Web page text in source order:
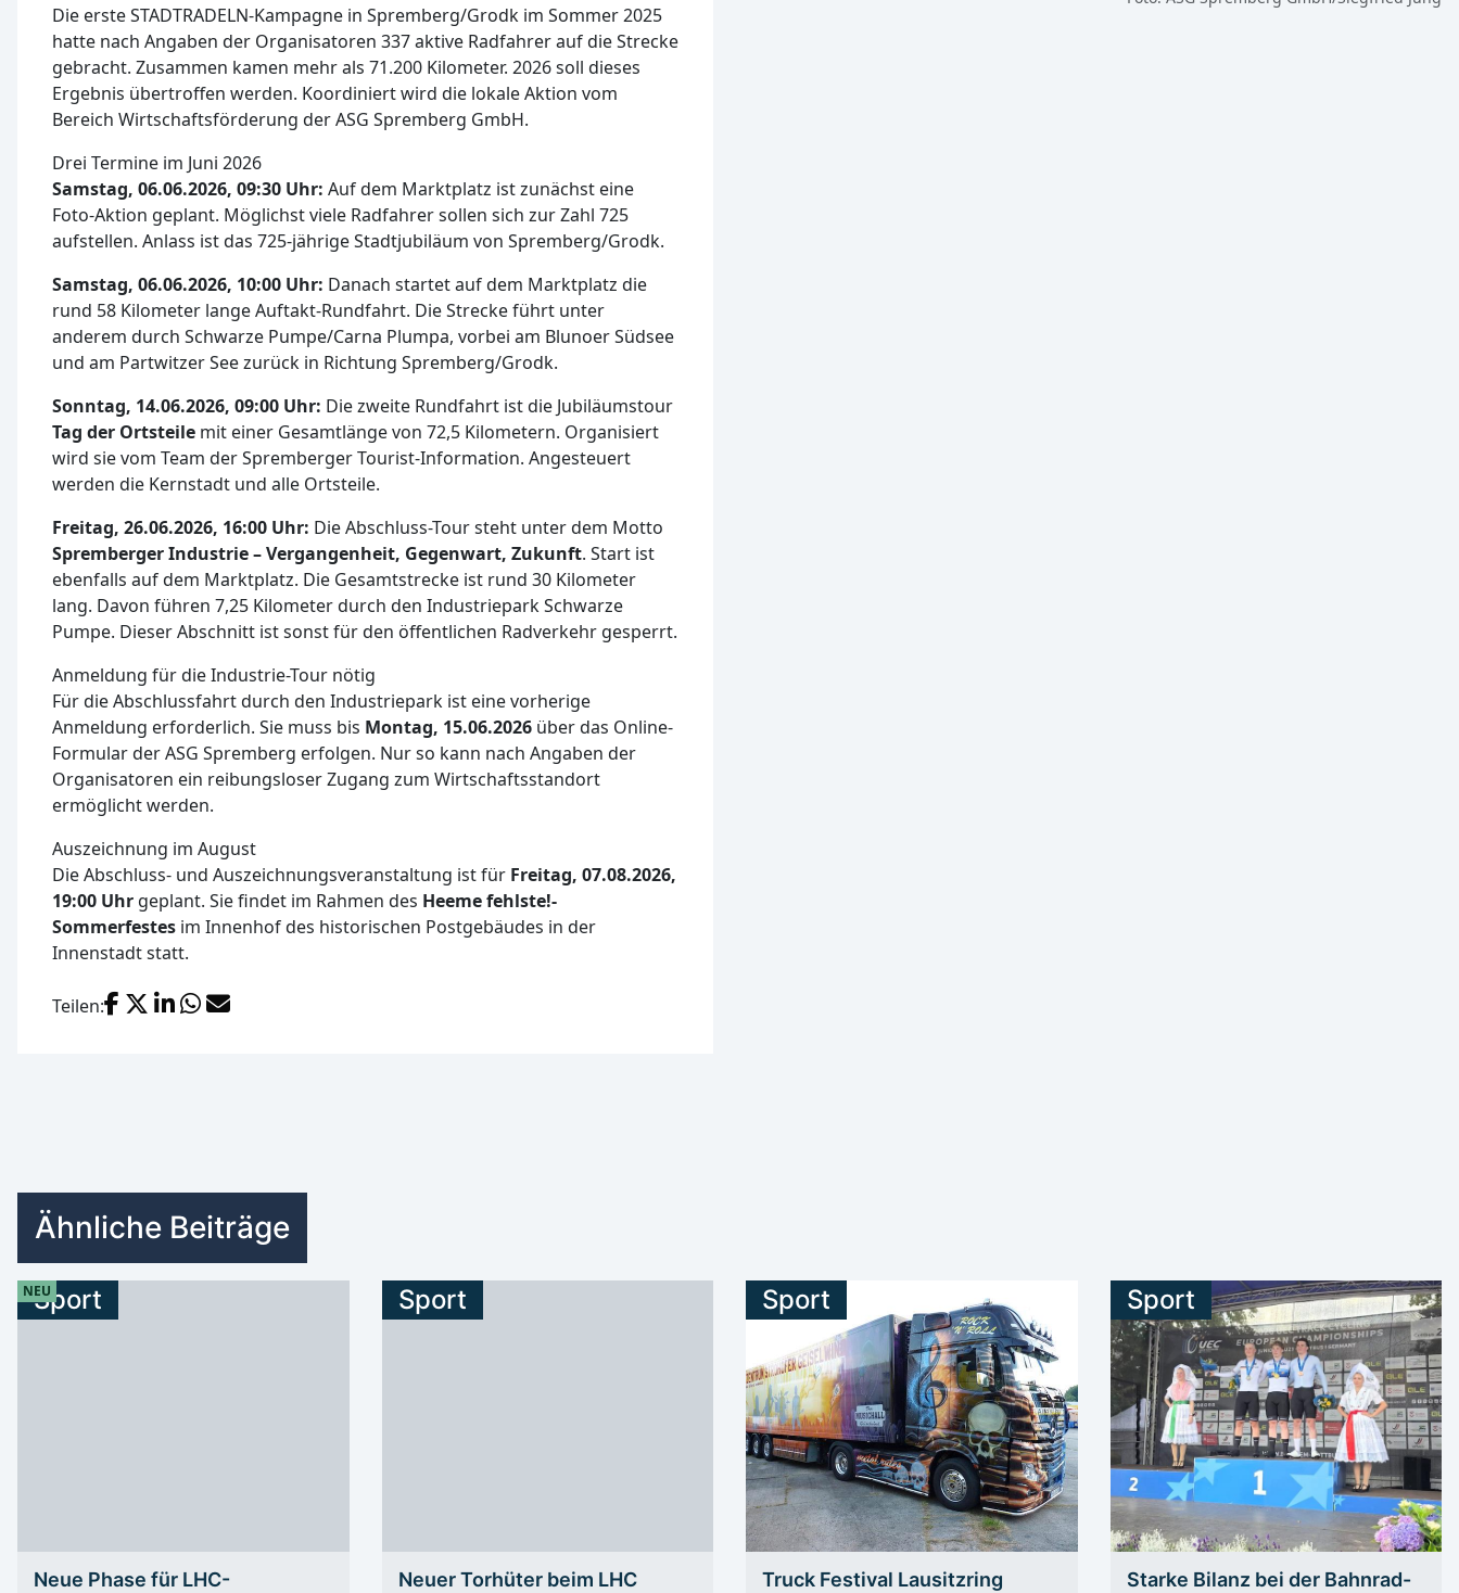
Die erste STADTRADELN-Kampagne in Spremberg/Grodk im Sommer 2025
hatte nach Angaben der Organisatoren 337 aktive Radfahrer auf die Strecke
gebracht. Zusammen kamen mehr als 71.200 Kilometer. 2026 soll dieses
Ergebnis übertroffen werden. Koordiniert wird die lokale Aktion vom
Bereich Wirtschaftsförderung der ASG Spremberg GmbH.
Drei Termine im Juni 2026
Samstag, 06.06.2026, 09:30 Uhr: Auf dem Marktplatz ist zunächst eine
Foto-Aktion geplant. Möglichst viele Radfahrer sollen sich zur Zahl 725
aufstellen. Anlass ist das 725-jährige Stadtjubiläum von Spremberg/Grodk.
Samstag, 06.06.2026, 10:00 Uhr: Danach startet auf dem Marktplatz die
rund 58 Kilometer lange Auftakt-Rundfahrt. Die Strecke führt unter
anderem durch Schwarze Pumpe/Carna Plumpa, vorbei am Blunoer Südsee
und am Partwitzer See zurück in Richtung Spremberg/Grodk.
Sonntag, 14.06.2026, 09:00 Uhr: Die zweite Rundfahrt ist die Jubiläumstour
Tag der Ortsteile mit einer Gesamtlänge von 72,5 Kilometern. Organisiert
wird sie vom Team der Spremberger Tourist-Information. Angesteuert
werden die Kernstadt und alle Ortsteile.
Freitag, 26.06.2026, 16:00 Uhr: Die Abschluss-Tour steht unter dem Motto
Spremberger Industrie – Vergangenheit, Gegenwart, Zukunft. Start ist
ebenfalls auf dem Marktplatz. Die Gesamtstrecke ist rund 30 Kilometer
lang. Davon führen 7,25 Kilometer durch den Industriepark Schwarze
Pumpe. Dieser Abschnitt ist sonst für den öffentlichen Radverkehr gesperrt.
Anmeldung für die Industrie-Tour nötig
Für die Abschlussfahrt durch den Industriepark ist eine vorherige
Anmeldung erforderlich. Sie muss bis Montag, 15.06.2026 über das Online-
Formular der ASG Spremberg erfolgen. Nur so kann nach Angaben der
Organisatoren ein reibungsloser Zugang zum Wirtschaftsstandort
ermöglicht werden.
Auszeichnung im August
Die Abschluss- und Auszeichnungsveranstaltung ist für Freitag, 07.08.2026,
19:00 Uhr geplant. Sie findet im Rahmen des Heeme fehlste!-
Sommerfestes im Innenhof des historischen Postgebäudes in der
Innenstadt statt.
Teilen: Facebook
X (Twitter)
LinkedIn
WhatsApp
Ähnliche Beiträge
Sport
NEU
Neue Phase für LHC-
Sport
Neuer Torhüter beim LHC
Sport
Truck Festival Lausitzring
Sport
Starke Bilanz bei der Bahnrad-